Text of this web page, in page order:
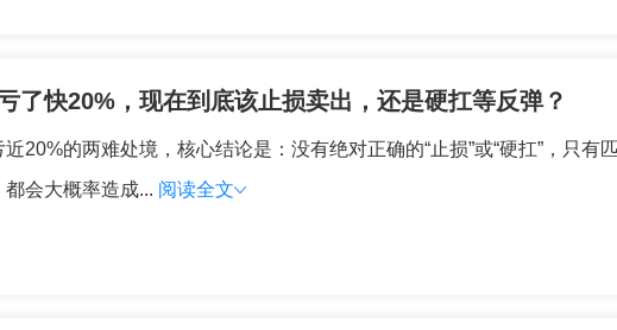
了快20%，现在到底该止损卖出，还是硬扛等反弹？
20%的两难处境，核心结论是：没有绝对正确的“止损”或“硬扛”，只
会大概率造成... 阅读全文